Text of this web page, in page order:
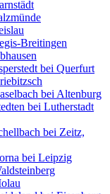
Breitingen
bei Querfurt
bei Altenburg
bei Lutherstadt
bei Zeitz,
bei Leipzig